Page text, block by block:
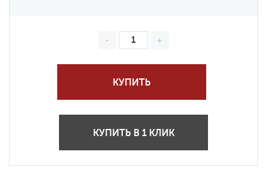
КУПИТЬ
КУПИТЬ В 1 КЛИК